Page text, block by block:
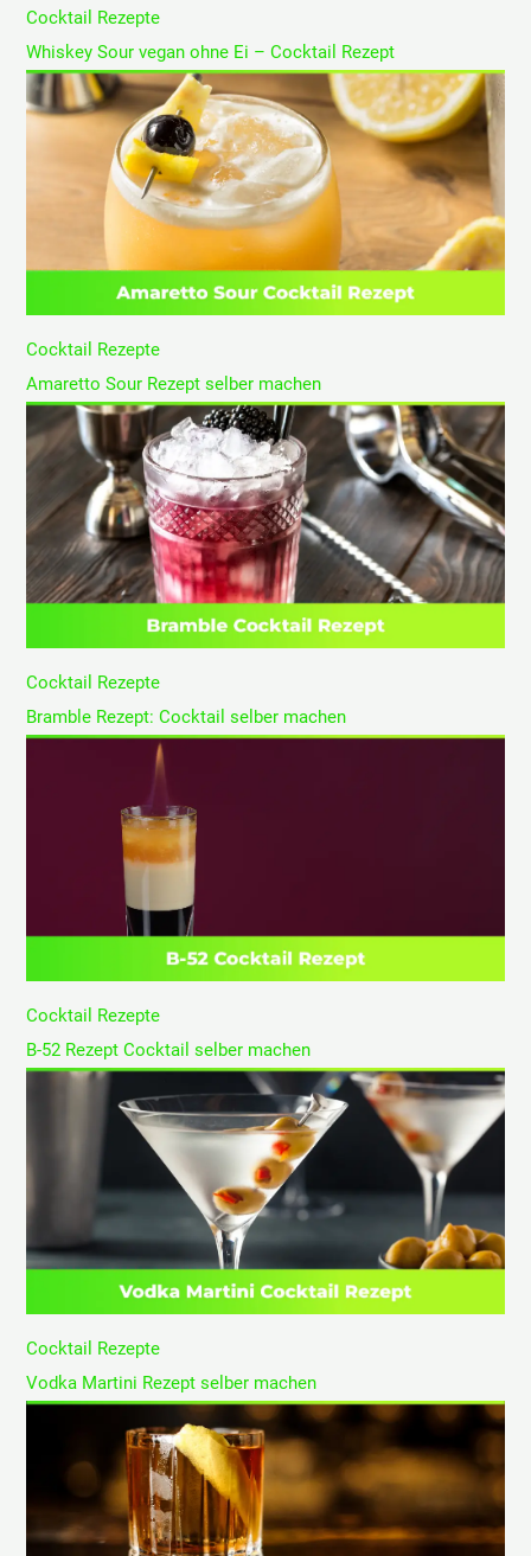
Cocktail Rezepte
Whiskey Sour vegan ohne Ei – Cocktail Rezept
Cocktail Rezepte
Amaretto Sour Rezept selber machen
Cocktail Rezepte
Bramble Rezept: Cocktail selber machen
Cocktail Rezepte
B-52 Rezept Cocktail selber machen
Cocktail Rezepte
Vodka Martini Rezept selber machen